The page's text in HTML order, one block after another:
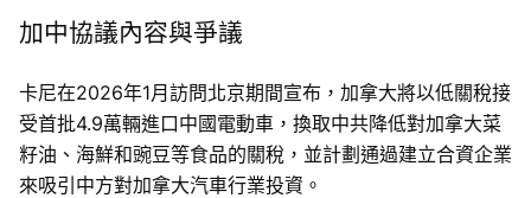
加中協議內容與爭議
卡尼在2026年1月訪問北京期間宣布，加拿大將以低關稅接
受首批4.9萬輛進口中國電動車，換取中共降低對加拿大菜
籽油、海鮮和豌豆等食品的關稅，並計劃通過建立合資企業
來吸引中方對加拿大汽車行業投資。